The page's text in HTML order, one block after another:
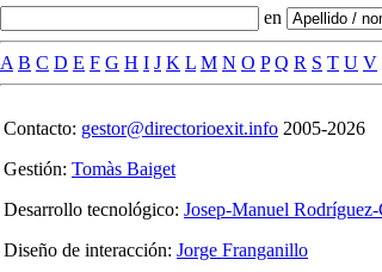
en
A B C D E F G H I J K L M N O P Q R S T U V
Contacto: gestor@directorioexit.info 2005-2026
Gestión: Tomàs Baiget
Desarrollo tecnológico: Josep-Manuel
Diseño de interacción: Jorge Franganillo